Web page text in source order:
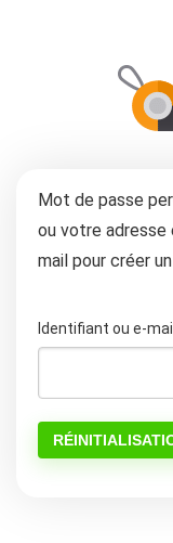
Mot de passe
ou votre adresse
mail pour créer
Identifiant ou e-mail